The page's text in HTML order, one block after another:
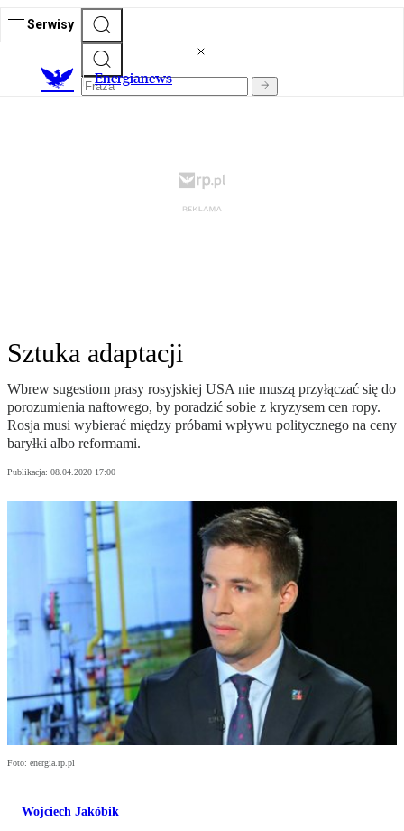
Serwisy
Energianews
Sztuka adaptacji
Wbrew sugestiom prasy rosyjskiej USA nie muszą przyłączać się do
porozumienia naftowego, by poradzić sobie z kryzysem cen ropy.
Rosja musi wybierać między próbami wpływu politycznego na ceny
baryłki albo reformami.
Publikacja: 08.04.2020 17:00
Foto: energia.rp.pl
Wojciech Jakóbik